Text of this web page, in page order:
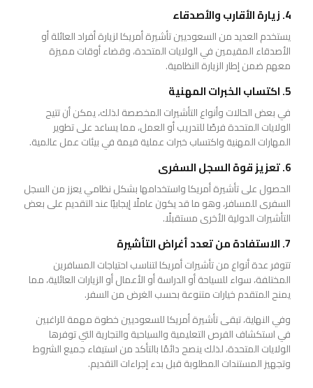
4. زيارة الأقارب والأصدقاء
يستخدم العديد من السعوديين تأشيرة أمريكا لزيارة أفراد العائلة أو
الأصدقاء المقيمين في الولايات المتحدة، وقضاء أوقات مميزة
معهم ضمن إطار الزيارة النظامية.
5. اكتساب الخبرات المهنية
في بعض الحالات وأنواع التأشيرات المخصصة لذلك، يمكن أن تتيح
الولايات المتحدة فرصًا للتدريب أو العمل، مما يساعد على تطوير
المهارات المهنية واكتساب خبرات عملية قيمة في بيئات عمل عالمية.
6. تعزيز قوة السجل السفرى
الحصول على تأشيرة أمريكا واستخدامها بشكل نظامي يعزز من السجل
السفرى للمسافر، وهو ما قد يكون عاملًا إيجابيًا عند التقديم على بعض
التأشيرات الدولية الأخرى مستقبلًا.
7. الاستفادة من تعدد أغراض التأشيرة
تتوفر عدة أنواع من تأشيرات أمريكا لتناسب احتياجات المسافرين
المختلفة، سواء للسياحة أو الدراسة أو الأعمال أو الزيارات العائلية، مما
يمنح المتقدم خيارات متنوعة بحسب الغرض من السفر.
وفي النهاية، تبقى تأشيرة أمريكا للسعوديين خطوة مهمة للراغبين
في استكشاف الفرص التعليمية والسياحية والتجارية التي توفرها
الولايات المتحدة، لذلك ينصح دائمًا بالتأكد من استيفاء جميع الشروط
وتجهيز المستندات المطلوبة قبل بدء إجراءات التقديم.